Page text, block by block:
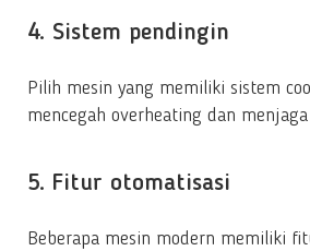
4. Sistem pendingin
Pilih mesin yang memiliki sistem
mencegah overheating dan
5. Fitur otomatisasi
Beberapa mesin modern memiliki